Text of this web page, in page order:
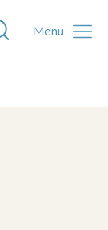
Toggle
Menu